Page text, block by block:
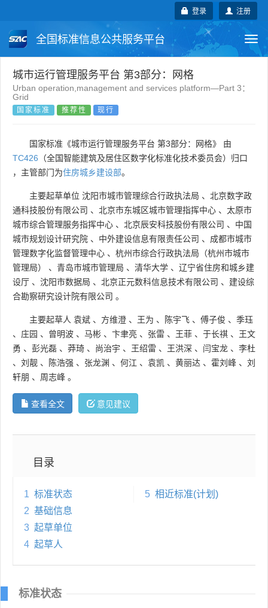
注册
登录
全国标准信息公共服务平台
国家标准 行业标准
城市运行管理服务平台 第3部分：网格
Urban operation,management and services platform—Part 3：
Grid
国家标准 推荐性 现行
国家标准《城市运行管理服务平台 第3部分：网格》 由
TC426 （全国智能建筑及居住区数字化标准化技术委员会）归口
，主管部门为住房城乡建设部。
主要起草单位 沈阳市城市管理综合行政执法局 、 北京数字政
通科技股份有限公司 、 北京市东城区城市管理指挥中心 、 太原市
城市综合管理服务指挥中心 、 北京辰安科技股份有限公司 、 中国
城市规划设计研究院 、 中外建设信息有限责任公司 、 成都市城市
管理数字化监督管理中心 、 杭州市综合行政执法局（杭州市城市
管理局）
、 青岛市城市管理局 、 清华大学 、 辽宁省住房和城乡建
设厅 、 沈阳市数据局 、 北京正元数科信息技术有限公司 、 建设综
合勘察研究设计院有限公司 。
主要起草人 袁斌 、 方维澄 、 王为 、 陈宇飞 、 傅子俊 、 季珏
、 庄园 、 曾明波 、 马彬 、 卞聿亮 、 张雷 、 王菲 、 于长祺 、 王文
勇 、 彭光磊 、 莽琦 、 尚治宇 、 王绍雷 、 王洪深 、 闫宝龙 、 李杜
、 刘靓 、 陈浩强 、 张龙渊 、 何江 、 袁凯 、 黄丽达 、 霍刘峰 、 刘
轩朋 、 周志峰 。
查看全文 意见建议
目录
1 标准状态
2 基础信息
3 起草单位
4 起草人
5 相近标准(计划)
标准状态